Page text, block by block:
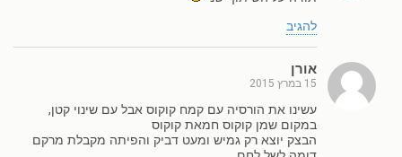
להגיב
אורן
15 במרץ 2015
עשינו את הורסיה עם קמח קוקוס אבל עם שינוי קטן,
במקום שמן קוקוס חמאת קוקוס
הבצק יוצא רק גמיש ומעט דביק והפיתה מקבלת מרקם